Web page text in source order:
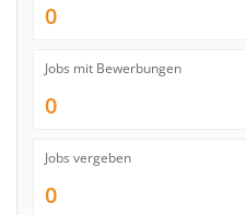
0
Jobs mit Bewerbungen
0
Jobs vergeben
0